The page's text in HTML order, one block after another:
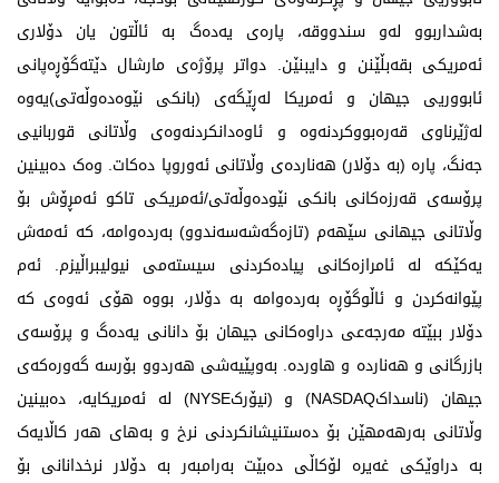
بەشداربوو لەو سندووقە، پارەی یەدەگ بە ئاڵتون یان دۆلاری
ئەمریکی بقەبڵێنن و دایبنێن. دواتر پرۆژەی مارشال دێتەگۆڕەپانی
ئابووریی جیهان و ئەمریکا لەڕێگەی (بانکی نێوەدەوڵەتی)یەوە
لەژێرناوی قەرەبووکردنەوە و ئاوەدانکردنەوەی وڵاتانی قوربانیی
جەنگ، پارە (بە دۆلار) هەناردەی وڵاتانی ئەوروپا دەکات. وەک دەبینین
پرۆسەی قەرزەکانی بانکی نێودەوڵەتی/ئەمریکی تاکو ئەمڕۆش بۆ
وڵاتانی جیهانی سێهەم (تازەگەشەسەندوو) بەردەوامە، کە ئەمەش
یەکێکە لە ئامرازەکانی پیادەکردنی سیستەمی نیولیبراڵیزم. ئەم
پێوانەکردن و ئاڵوگۆڕە بەردەوامە بە دۆلار، بووە هۆی ئەوەی کە
دۆلار ببێتە مەرجەعی دراوەکانی جیهان بۆ دانانی یەدەگ و پرۆسەی
بازرگانی و هەناردە و هاوردە. بەوپێیەشی هەردوو بۆرسە گەورەکەی
جیهان (ناسداکNASDAQ) و (نیۆرکNYSE) لە ئەمریکایە، دەبینین
وڵاتانی بەرهەمهێن بۆ دەستنیشانکردنی نرخ و بەهای هەر کاڵایەک
بە دراوێکی غەیرە لۆکاڵی دەبێت بەرامبەر بە دۆلار نرخدانانی بۆ